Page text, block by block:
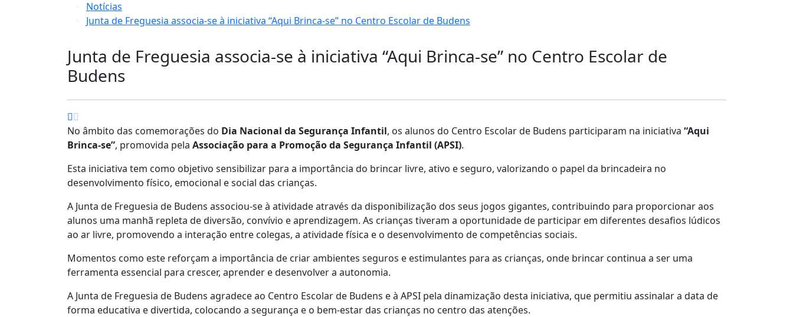
Notícias
Junta de Freguesia associa-se à iniciativa “Aqui Brinca-se” no Centro Escolar de Budens
Junta de Freguesia associa-se à iniciativa “Aqui Brinca-se” no Centro Escolar de
Budens
No âmbito das comemorações do Dia Nacional da Segurança Infantil, os alunos do Centro Escolar de Budens participaram na iniciativa “Aqui
Brinca-se”, promovida pela Associação para a Promoção da Segurança Infantil (APSI).
Esta iniciativa tem como objetivo sensibilizar para a importância do brincar livre, ativo e seguro, valorizando o papel da brincadeira no
desenvolvimento físico, emocional e social das crianças.
A Junta de Freguesia de Budens associou-se à atividade através da disponibilização dos seus jogos gigantes, contribuindo para proporcionar aos
alunos uma manhã repleta de diversão, convívio e aprendizagem. As crianças tiveram a oportunidade de participar em diferentes desafios lúdicos
ao ar livre, promovendo a interação entre colegas, a atividade física e o desenvolvimento de competências sociais.
Momentos como este reforçam a importância de criar ambientes seguros e estimulantes para as crianças, onde brincar continua a ser uma
ferramenta essencial para crescer, aprender e desenvolver a autonomia.
A Junta de Freguesia de Budens agradece ao Centro Escolar de Budens e à APSI pela dinamização desta iniciativa, que permitiu assinalar a data de
forma educativa e divertida, colocando a segurança e o bem-estar das crianças no centro das atenções.